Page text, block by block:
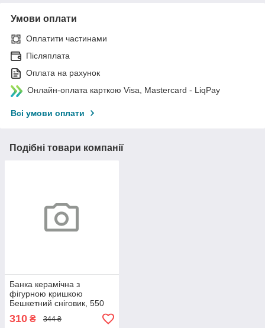
Умови оплати
Оплатити частинами
Післяплата
Оплата на рахунок
Онлайн-оплата карткою Visa, Mastercard - LiqPay
Всі умови оплати
Подібні товари компанії
Банка керамічна з
фігурною кришкою
Бешкетний сніговик, 550
мл, колір - білий з
червоним BONA DI
310 ₴ 344 ₴